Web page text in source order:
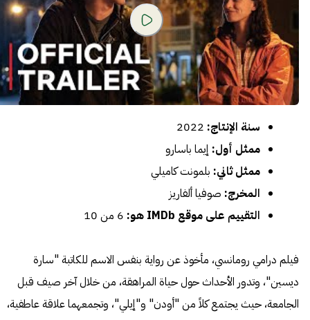
سنة الإنتاج:
ممثل أول: إيما باسارو
ممثل ثاني: بلمونت كاميلي
المخرج: صوفيا ألفاريز
التقييم على موقع IMDb هو:
فيلم درامي رومانسي، مأخوذ عن رواية بنفس الاسم للكاتبة "سارة
ديسين"، وتدور الأحداث حول حياة المراهقة، من خلال آخر صيف قبل
الجامعة، حيث يجتمع كلاً من "أودن" و"إيلي"، وتجمعهما علاقة عاطفية،